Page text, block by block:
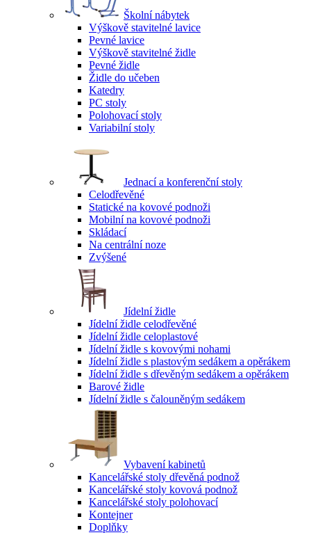
Školní nábytek
Výškově stavitelné lavice
Pevné lavice
Výškově stavitelné židle
Pevné židle
Židle do učeben
Katedry
PC stoly
Polohovací stoly
Variabilní stoly
Jednací a konferenční stoly
Celodřevěné
Statické na kovové podnoži
Mobilní na kovové podnoži
Skládací
Na centrální noze
Zvýšené
Jídelní židle
Jídelní židle celodřevěné
Jídelní židle celoplastové
Jídelní židle s kovovými nohami
Jídelní židle s plastovým sedákem a opěrákem
Jídelní židle s dřevěným sedákem a opěrákem
Barové židle
Jídelní židle s čalouněným sedákem
Vybavení kabinetů
Kancelářské stoly dřevěná podnož
Kancelářské stoly kovová podnož
Kancelářské stoly polohovací
Kontejner
Doplňky